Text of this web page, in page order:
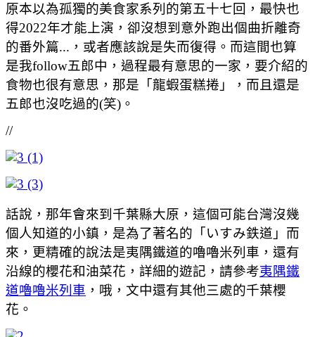
原本以為孤獨的美食家系列的第五十七回，最快也
得2022年才能上演，卻沒想到意外跑出個曲折離奇
的番外篇...，或者應該說是失而復得。而這間也算
是我follow五郎中，過程最有意思的一家，要介紹的
食物也很有意思，那是「龍蝦蛋糕捲」，而且還是
五郎也沒吃過的(笑)。
//
話說，那年會來到千葉縣大原，這個可能台灣沒幾
個人知道的小鎮，是為了著名的「いすみ鉄道」而
來，更精確的說法是夷隅鐵道的嚕嚕米列車，還有
沿線的櫻花和油菜花，詳細的遊記，請參考夷隅鐵
道嚕嚕米列車 ，哦，文中還有其他三處的千葉櫻
花。